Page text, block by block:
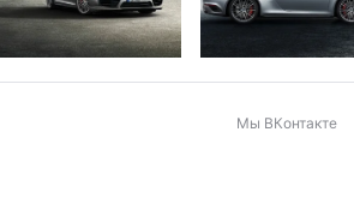
Мы ВКонтакте